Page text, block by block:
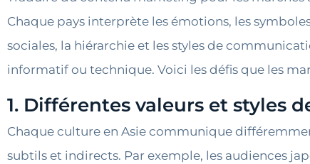
Chaque pays interprète les émotions, les
sociales, la hiérarchie et les styles de
informatif ou technique. Voici les défis que les
1. Différentes valeurs et styles
Chaque culture en Asie communique
subtils et indirects. Par exemple, les audiences